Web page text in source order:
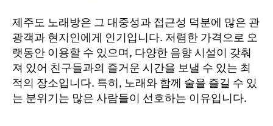
제주도 노래방은 그 대중성과 접근성 덕분에 많은 관
광객과 현지인에게 인기입니다. 저렴한 가격으로 오
랫동안 이용할 수 있으며, 다양한 음향 시설이 갖춰
져 있어 친구들과의 즐거운 시간을 보낼 수 있는 최
적의 장소입니다. 특히, 노래와 함께 술을 즐길 수 있
는 분위기는 많은 사람들이 선호하는 이유입니다.